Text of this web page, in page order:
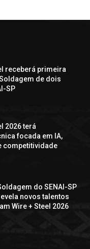
receberá primeira
de dois
SP
2026 terá
focada em IA,
competitividade
do SENAI-SP
novos talentos
Wire + Steel 2026